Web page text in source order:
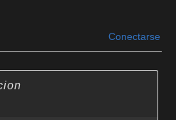
Conectarse